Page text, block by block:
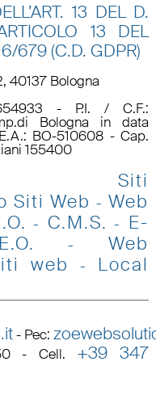
13 DEL D.
13 DEL
679 (C.D. GDPR)
40137 Bologna
- P.I. / C.F.:
Bologna in data
BO-510608 - Cap.
155400
Siti
Siti Web -Web
. - C.M.S. - E-
-Web
web - Local
- Pec:
- Cell. +39 347